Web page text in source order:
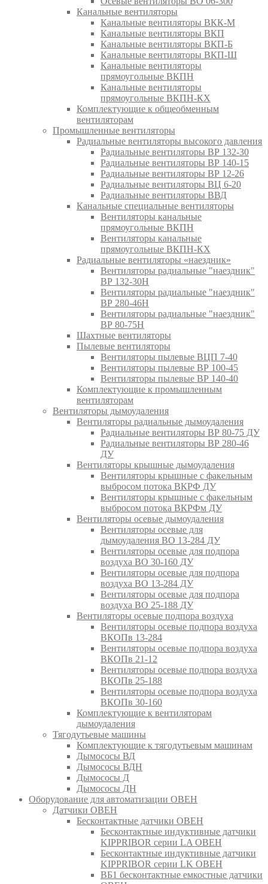
Канальные вентиляторы
Канальные вентиляторы ВКК-М
Канальные вентиляторы ВКП
Канальные вентиляторы ВКП-Б
Канальные вентиляторы ВКП-Ш
Канальные вентиляторы
прямоугольные ВКПН
Канальные вентиляторы
прямоугольные ВКПН-КХ
Комплектующие к общеобменным
вентиляторам
Промышленные вентиляторы
Радиальные вентиляторы высокого давления
Радиальные вентиляторы ВР 132-30
Радиальные вентиляторы ВР 140-15
Радиальные вентиляторы ВР 12-26
Радиальные вентиляторы ВЦ 6-20
Радиальные вентиляторы ВВД
Канальные специальные вентиляторы
Вентиляторы канальные
прямоугольные ВКПН
Вентиляторы канальные
прямоугольные ВКПН-КХ
Радиальные вентиляторы «наездник»
Вентиляторы радиальные "наездник"
ВР 132-30Н
Вентиляторы радиальные "наездник"
ВР 280-46Н
Вентиляторы радиальные "наездник"
ВР 80-75Н
Шахтные вентиляторы
Пылевые вентиляторы
Вентиляторы пылевые ВЦП 7-40
Вентиляторы пылевые ВР 100-45
Вентиляторы пылевые ВР 140-40
Комплектующие к промышленным
вентиляторам
Вентиляторы дымоудаления
Вентиляторы радиальные дымоудаления
Радиальные вентиляторы ВР 80-75 ДУ
Радиальные вентиляторы ВР 280-46
ДУ
Вентиляторы крышные дымоудаления
Вентиляторы крышные с факельным
выбросом потока ВКРФ ДУ
Вентиляторы крышные с факельным
выбросом потока ВКРФм ДУ
Вентиляторы осевые дымоудаления
Вентиляторы осевые для
дымоудаления ВО 13-284 ДУ
Вентиляторы осевые для подпора
воздуха ВО 30-160 ДУ
Вентиляторы осевые для подпора
воздуха ВО 13-284 ДУ
Вентиляторы осевые для подпора
воздуха ВО 25-188 ДУ
Вентиляторы осевые подпора воздуха
Вентиляторы осевые подпора воздуха
ВКОПв 13-284
Вентиляторы осевые подпора воздуха
ВКОПв 21-12
Вентиляторы осевые подпора воздуха
ВКОПв 25-188
Вентиляторы осевые подпора воздуха
ВКОПв 30-160
Комплектующие к вентиляторам
дымоудаления
Тягодутьевые машины
Комплектующие к тягодутьевым машинам
Дымососы ВД
Дымососы ВДН
Дымососы Д
Дымососы ДН
Оборудование для автоматизации ОВЕН
Датчики ОВЕН
Бесконтактные датчики ОВЕН
Бесконтактные индуктивные датчики
KIPPRIBOR серии LA ОВЕН
Бесконтактные индуктивные датчики
KIPPRIBOR серии LK ОВЕН
ВБ1 бесконтактные емкостные датчики